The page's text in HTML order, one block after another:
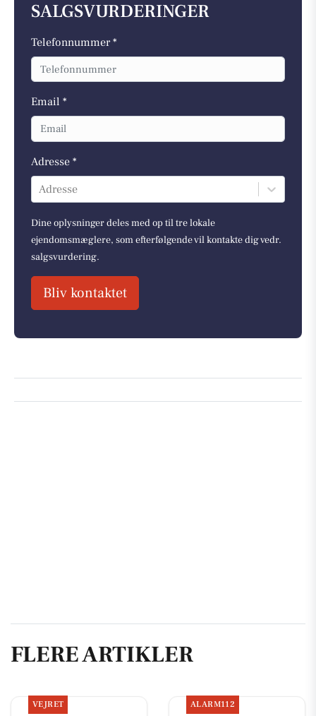
SALGSVURDERINGER
Telefonnummer *
Email *
Adresse *
Adresse
Dine oplysninger deles med op til tre lokale
ejendomsmæglere, som efterfølgende vil kontakte dig vedr.
salgsvurdering.
Bliv kontaktet
FLERE ARTIKLER
VEJRET ALARM112